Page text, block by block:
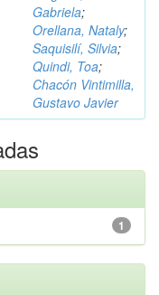
Gabriela;
Orellana, Nataly;
Saquisilí, Silvia;
Quindi, Toa;
Chacón Vintimilla,
Gustavo Javier
1